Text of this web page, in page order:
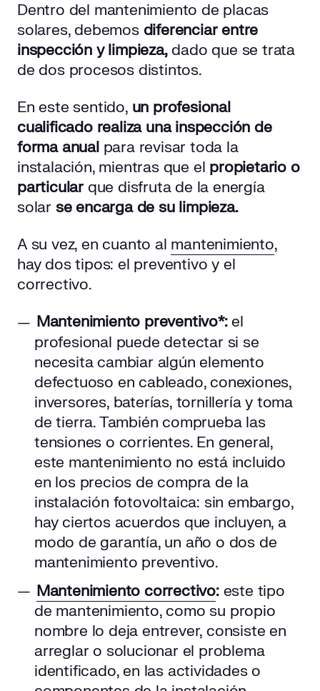
Dentro del mantenimiento de placas
solares, debemosdiferenciar entre
inspección y limpieza,dado que se trata
de dos procesos distintos.
En este sentido, un profesional
cualificado realiza una inspección de
forma anualpara revisar toda la
instalación, mientras que el propietario o
particular que disfruta de la energía
solar se encarga de su limpieza.
A su vez, en cuanto al mantenimiento,
hay dos tipos: el preventivo y el
correctivo.
Mantenimiento preventivo*:el
profesional puede detectar si se
necesita cambiar algún elemento
defectuoso en cableado, conexiones,
inversores, baterías, tornillería y toma
de tierra. También comprueba las
tensiones o corrientes. En general,
este mantenimiento no está incluido
en los precios de compra de la
instalación fotovoltaica: sin embargo,
hay ciertos acuerdos que incluyen, a
modo de garantía, un año o dos de
mantenimiento preventivo.
Mantenimiento correctivo:este tipo
de mantenimiento, como su propio
nombre lo deja entrever, consiste en
arreglar o solucionar el problema
identificado, en las actividades o